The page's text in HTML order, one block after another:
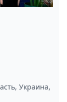
Украина,